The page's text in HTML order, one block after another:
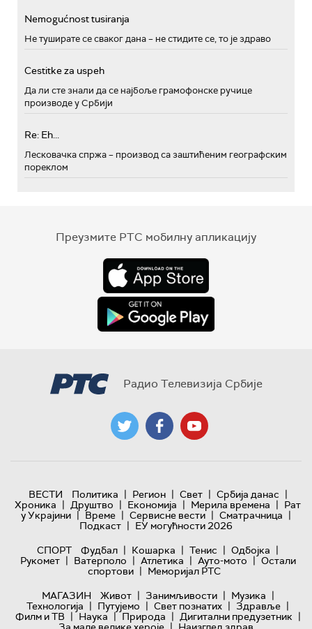
Nemogućnost tusiranja
Не туширате се сваког дана – не стидите се, то је здраво
Cestitke za uspeh
Да ли сте знали да се најбоље грамофонске ручице
производе у Србији
Re: Eh...
Лесковачка спржа – производ са заштићеним географским
пореклом
Преузмите РТС мобилну апликацију
Радио Телевизија Србије
ВЕСТИ Политика | Регион | Свет | Србија данас |
Хроника | Друштво | Економија | Мерила времена | Рат
у Украјини | Време | Сервисне вести | Сматрачница |
Подкаст | ЕУ могућности 2026
СПОРТ
Фудбал | Кошарка | Тенис | Одбојка |
Рукомет | Ватерполо | Атлетика | Ауто-мото | Остали
спортови | Меморијал РТС
МАГАЗИН
Живот | Занимљивости | Музика |
Технологијa | Путујемо | Свет познатих | Здравље |
Филм и ТВ | Наука | Природа | Дигитални предузетник |